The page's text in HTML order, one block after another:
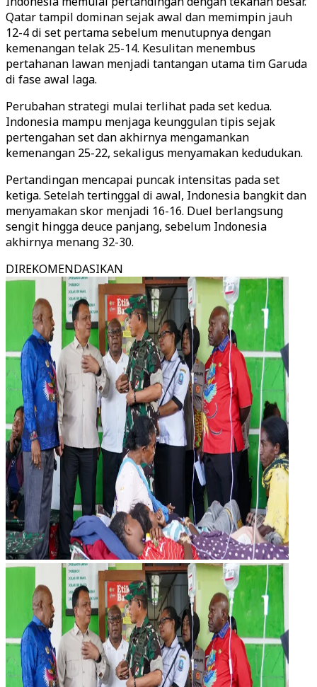
Qatar tampil dominan sejak awal dan memimpin jauh
12-4 di set pertama sebelum menutupnya dengan
kemenangan telak 25-14. Kesulitan menembus
pertahanan lawan menjadi tantangan utama tim Garuda
di fase awal laga.
Perubahan strategi mulai terlihat pada set kedua.
Indonesia mampu menjaga keunggulan tipis sejak
pertengahan set dan akhirnya mengamankan
kemenangan 25-22, sekaligus menyamakan kedudukan.
Pertandingan mencapai puncak intensitas pada set
ketiga. Setelah tertinggal di awal, Indonesia bangkit dan
menyamakan skor menjadi 16-16. Duel berlangsung
sengit hingga deuce panjang, sebelum Indonesia
akhirnya menang 32-30.
DIREKOMENDASIKAN